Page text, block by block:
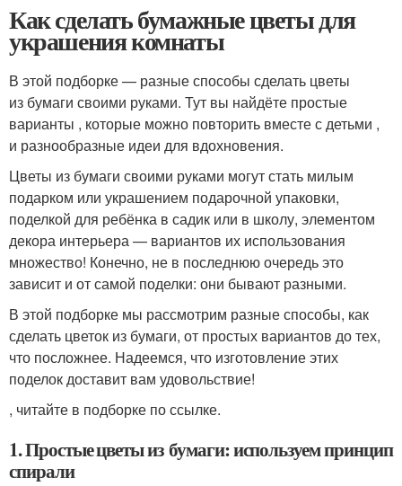
Как сделать бумажные цветы для
украшения комнаты
В этой подборке — разные способы сделать цветы
из бумаги своими руками. Тут вы найдёте простые
варианты , которые можно повторить вместе с детьми ,
и разнообразные идеи для вдохновения.
Цветы из бумаги своими руками могут стать милым
подарком или украшением подарочной упаковки,
поделкой для ребёнка в садик или в школу, элементом
декора интерьера — вариантов их использования
множество! Конечно, не в последнюю очередь это
зависит и от самой поделки: они бывают разными.
В этой подборке мы рассмотрим разные способы, как
сделать цветок из бумаги, от простых вариантов до тех,
что посложнее. Надеемся, что изготовление этих
поделок доставит вам удовольствие!
, читайте в подборке по ссылке.
1. Простые цветы из бумаги: используем принцип
спирали